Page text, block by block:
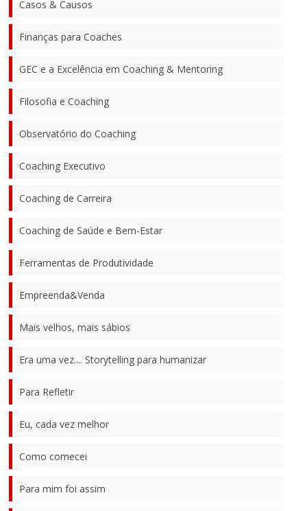
Casos & Causos
Finanças para Coaches
GEC e a Excelência em Coaching & Mentoring
Filosofia e Coaching
Observatório do Coaching
Coaching Executivo
Coaching de Carreira
Coaching de Saúde e Bem-Estar
Ferramentas de Produtividade
Empreenda&Venda
Mais velhos, mais sábios
Era uma vez.... Storytelling para humanizar
Para Refletir
Eu, cada vez melhor
Como comecei
Para mim foi assim